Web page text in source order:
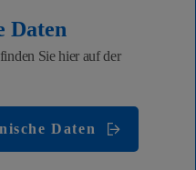
Daten
Sie hier auf der
Daten